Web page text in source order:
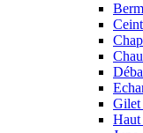
Gilet
Haut